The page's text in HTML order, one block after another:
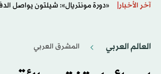
آخر الأخبار
العالم العربي المشرق العربي